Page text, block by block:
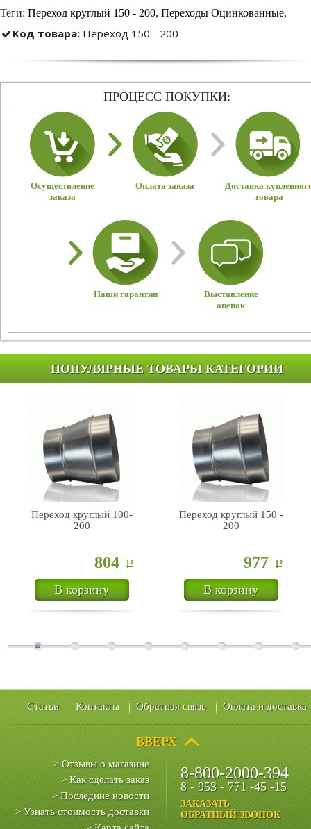
Теги: Переход круглый 150 - 200, Переходы Оцинкованные,
Код товара: Переход 150 - 200
ПРОЦЕСС ПОКУПКИ:
Осуществление
заказа
Оплата заказа
Доставка
товара
Наши гарантии
Выставление
оценок
ПОПУЛЯРНЫЕ ТОВАРЫ КАТЕГОРИИ
Переход круглый 100-
200
804 Р
В корзину
Переход круглый 150 -
200
977 Р
В корзину
Статьи Контакты Обратная связь Оплата и доставка
ВВЕРХ
> Отзывы о магазине
> Как сделать заказ
> Последние новости
> Узнать стоимость доставки
8-800-2000-394
8 - 953 - 771 -45 -15
ЗАКАЗАТЬ
ОБРАТНЫЙ ЗВОНОК